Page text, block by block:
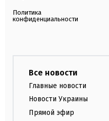
Политика
конфиденциальности
Все новости
Главные новости
Новости Украины
Прямой эфир